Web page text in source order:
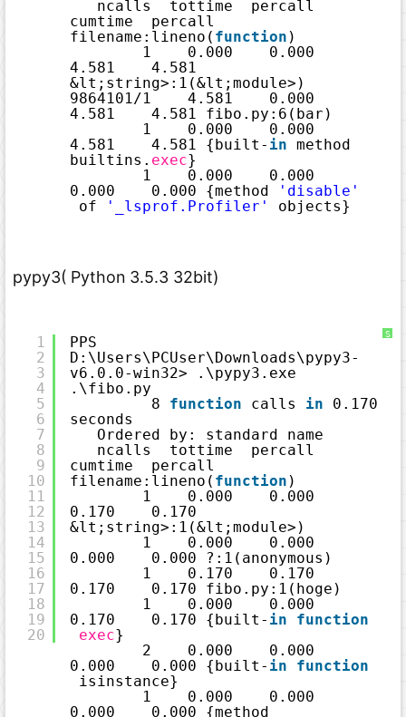
ncalls  tottime  percall
cumtime  percall
filename:lineno( function )
1    0.000    0.000
4.581    4.581
&lt;string>:1(&lt;module>)
9864101/1
4.581    0.000
4.581    4.581 fibo.py:6(bar)
1    0.000    0.000
4.581    4.581 {built- in method
builtins. exec}
1    0.000    0.000
0.000    0.000 {method
'disable'
of
'_lsprof.Profiler' objects}
pypy3( Python 3.5.3 32bit)
S
1
2
3
4
5
6
7
8
9
10
11
12
13
14
15
16
17
18
19
20
PPS
D:\Users\PCUser\Downloads\pypy3-
v6.0.0-win32> .\pypy3.exe
.\fibo.py
8 function calls in
0.170
seconds
Ordered by: standard name
ncalls  tottime  percall
cumtime  percall
filename:lineno( function )
1    0.000    0.000
0.170    0.170
&lt;string>:1(&lt;module>)
1    0.000    0.000
0.000    0.000 ?:1(anonymous)
1    0.170    0.170
0.170    0.170 fibo.py:1(hoge)
1    0.000    0.000
0.170    0.170 {built- in
function
exec}
2    0.000    0.000
0.000    0.000 {built- in
function
isinstance}
1    0.000    0.000